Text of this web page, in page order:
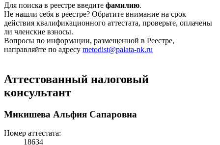
Для поиска в реестре введите фамилию.
Не нашли себя в реестре? Обратите внимание на срок
действия квалификационного аттестата, проверьте, оплачены
ли членские взносы.
Вопросы по информации, размещенной в Реестре,
направляйте по адресу metodist@palata-nk.ru
Аттестованный налоговый
консультант
Микишева Альфия Сапаровна
Номер аттестата:
18634